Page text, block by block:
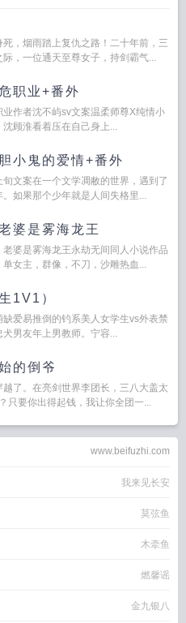
，烟雨踏上复仇之路！二十年前，三
，一位通天至尊女子，持剑霸气...
职业+番外
作者沈不屿sv文案温柔师尊X纯情小
顾淮看着压在自己身上...
小鬼的爱情+番外
文案在一个文学凋敝的世界，遇到了
如果那个少年就是人间失格里...
婆是雾海龙王
婆是雾海龙王永劫无间同人小说作品
单女主，群像，不刀，沙雕热血...
1V1）
爱易推倒的钓系美人女学生vs外表禁
男友年上男教师。宁容...
的倒爷
了。在亮剑世界李团长，三八大盖太
只要你出得起钱，我让你全团一...
www.beifuzhi.com
我来见长安
莫弦鱼
木牵鱼
燃馨谣
金九银八